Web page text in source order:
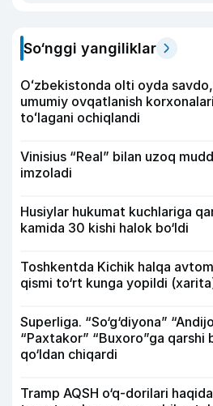
So‘nggi yangiliklar
Oʻzbekistonda olti oyda
umumiy ovqatlanish
toʻlagani ochiqlandi
Vinisius “Real” bilan uzoq
imzoladi
Husiylar hukumat kuchlariga
kamida 30 kishi halok bo‘ldi
Toshkentda Kichik halqa
qismi to‘rt kunga yopildi
Superliga. “So‘g‘diyona”
“Paxtakor” “Buxoro”ga qarshi
qo‘ldan chiqardi
Tramp AQSH o‘q-dorilari